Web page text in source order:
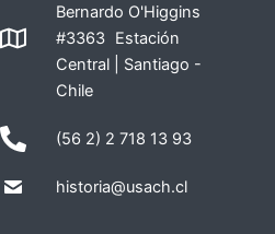
Bernardo O'Higgins
#3363 Estación
Central | Santiago -
Chile
(56 2) 2 718 13 93
historia@usach.cl